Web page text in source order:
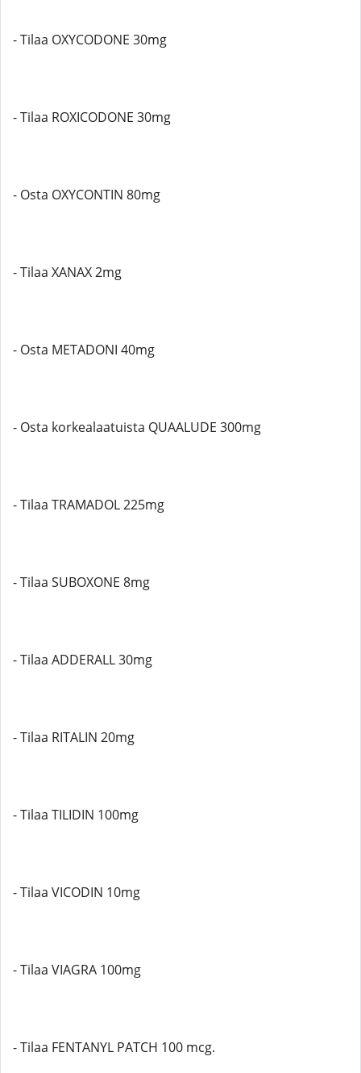
- Tilaa OXYCODONE 30mg
- Tilaa ROXICODONE 30mg
- Osta OXYCONTIN 80mg
- Tilaa XANAX 2mg
- Osta METADONI 40mg
- Osta korkealaatuista QUAALUDE 300mg
- Tilaa TRAMADOL 225mg
- Tilaa SUBOXONE 8mg
- Tilaa ADDERALL 30mg
- Tilaa RITALIN 20mg
- Tilaa TILIDIN 100mg
- Tilaa VICODIN 10mg
- Tilaa VIAGRA 100mg
- Tilaa FENTANYL PATCH 100 mcg.